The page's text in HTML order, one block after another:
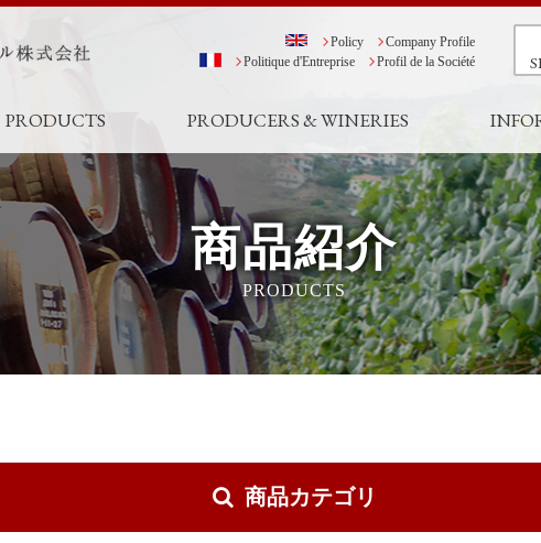
Policy
Company Profile
Politique d'Entreprise
Profil de la Société
PRODUCTS PRODUCERS & WINERIES
商品紹介
PRODUCTS
商品カテゴリ